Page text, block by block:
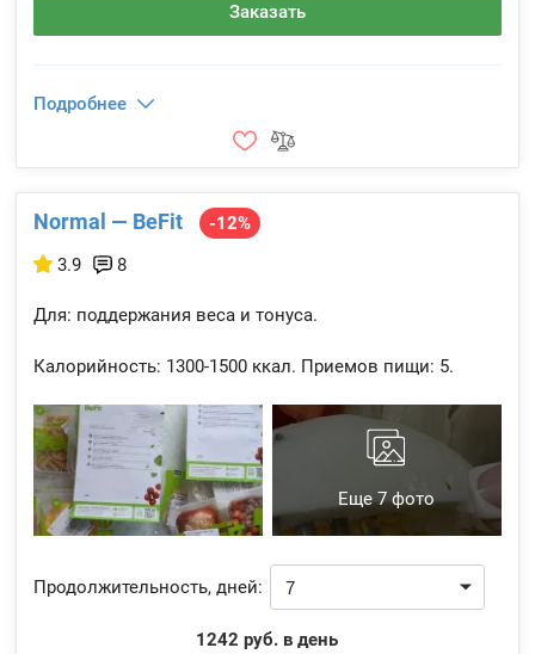
Заказать
Подробнее
Normal — BeFit
-12%
3.9
8
Для: поддержания веса и тонуса.
Калорийность: 1300-1500 ккал. Приемов пищи: 5.
Еще 7 фото
Продолжительность, дней:
1242 руб. в день